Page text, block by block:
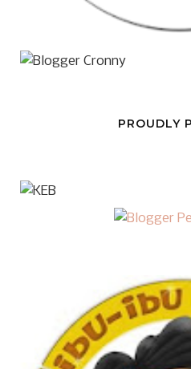
PROUDLY